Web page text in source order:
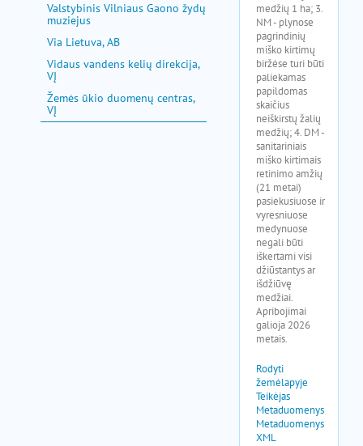
Valstybinis Vilniaus Gaono žydų
muziejus
Via Lietuva, AB
Vidaus vandens kelių direkcija,
VĮ
Žemės ūkio duomenų centras,
VĮ